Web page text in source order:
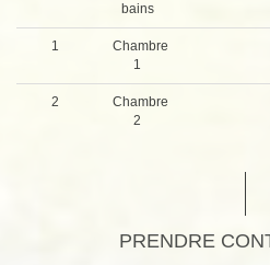
bains
1
Chambre
1
2
Chambre
2
PRENDRE